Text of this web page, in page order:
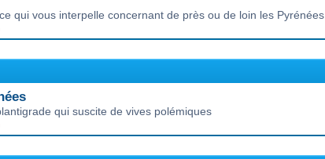
qui vous interpelle concernant de près ou de loin les Pyrénées
qui suscite de vives polémiques